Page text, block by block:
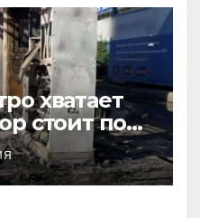
хватает
стоит под